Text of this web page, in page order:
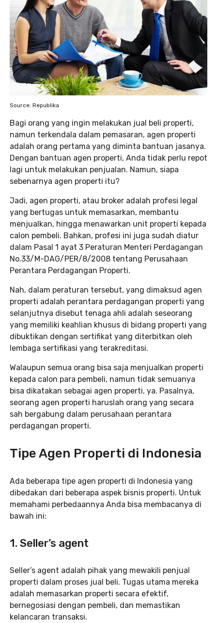
Source: Republika
Bagi orang yang ingin melakukan jual beli properti,
namun terkendala dalam pemasaran, agen properti
adalah orang pertama yang diminta bantuan jasanya.
Dengan bantuan agen properti, Anda tidak perlu repot
lagi untuk melakukan penjualan. Namun, siapa
sebenarnya agen properti itu?
Jadi, agen properti, atau broker adalah profesi legal
yang bertugas untuk memasarkan, membantu
menjualkan, hingga menawarkan unit properti kepada
calon pembeli. Bahkan, profesi ini juga sudah diatur
dalam Pasal 1 ayat 3 Peraturan Menteri Perdagangan
No.33/M-DAG/PER/8/2008 tentang Perusahaan
Perantara Perdagangan Properti.
Nah, dalam peraturan tersebut, yang dimaksud agen
properti adalah perantara perdagangan properti yang
selanjutnya disebut tenaga ahli adalah seseorang
yang memiliki keahlian khusus di bidang properti yang
dibuktikan dengan sertifikat yang diterbitkan oleh
lembaga sertifikasi yang terakreditasi.
Walaupun semua orang bisa saja menjualkan properti
kepada calon para pembeli, namun tidak semuanya
bisa dikatakan sebagai agen properti, ya. Pasalnya,
seorang agen properti haruslah orang yang secara
sah bergabung dalam perusahaan perantara
perdagangan properti.
Tipe Agen Properti di Indonesia
Ada beberapa tipe agen properti di Indonesia yang
dibedakan dari beberapa aspek bisnis properti. Untuk
memahami perbedaannya Anda bisa membacanya di
bawah ini:
1. Seller’s agent
Seller’s agent adalah pihak yang mewakili penjual
properti dalam proses jual beli. Tugas utama mereka
adalah memasarkan properti secara efektif,
bernegosiasi dengan pembeli, dan memastikan
kelancaran transaksi.